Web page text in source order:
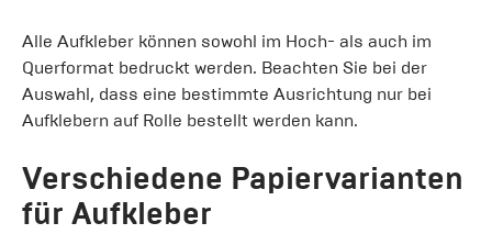
Alle Aufkleber können sowohl im Hoch- als auch im
Querformat bedruckt werden. Beachten Sie bei der
Auswahl, dass eine bestimmte Ausrichtung nur bei
Aufklebern auf Rolle bestellt werden kann.
Verschiedene Papiervarianten
für Aufkleber